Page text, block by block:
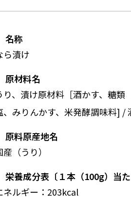
名称
ら漬け
原材料名
り、漬け原材料［酒かす、糖
、みりんかす、米発酵調味料] /
原料原産地名
産（うり）
栄養成分表〔１本（100g）当た
ネルギー：203kcal